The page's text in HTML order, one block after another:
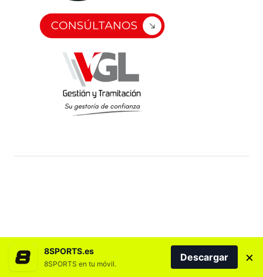
8SPORTS.es
8SPORTS en tu móvil.
Descargar ×